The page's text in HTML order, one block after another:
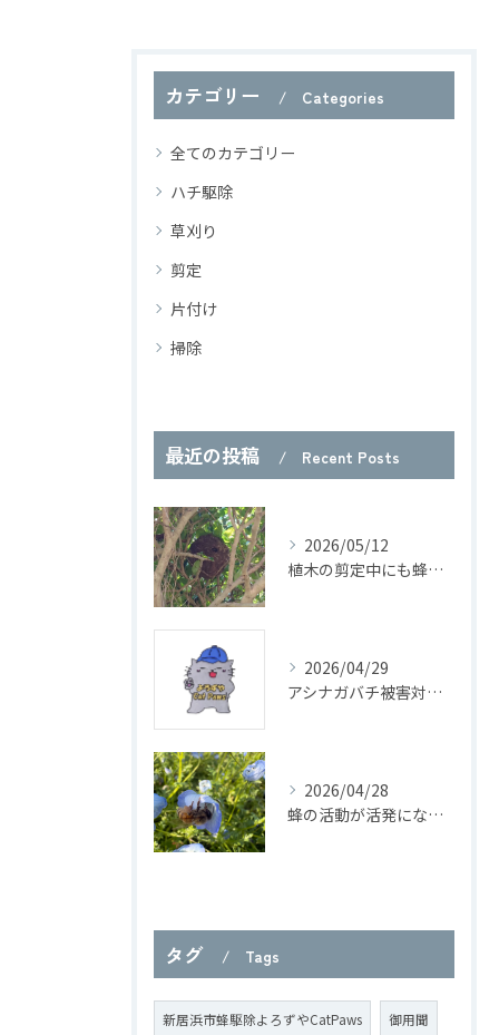
カテゴリー Categories
全てのカテゴリー
ハチ駆除
草刈り
剪定
片付け
掃除
最近の投稿 Recent Posts
2026/05/12
植木の剪定中にも蜂に注意！
2026/04/29
アシナガバチ被害対策と駆除の基本知識
2026/04/28
蜂の活動が活発になり始めました！
タグ Tags
新居浜市蜂駆除よろずやCatPaws 御用聞